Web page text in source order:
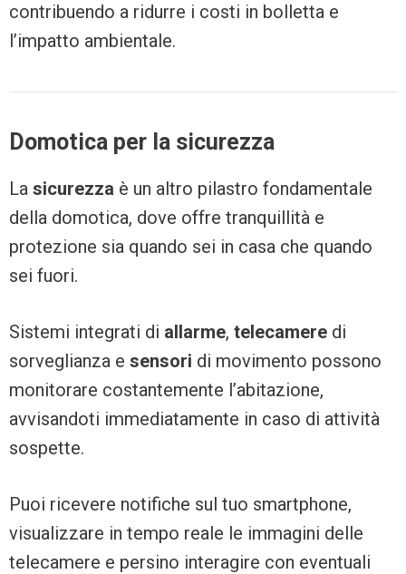
contribuendo a ridurre i costi in bolletta e
l’impatto ambientale.
Domotica per la sicurezza
La sicurezza è un altro pilastro fondamentale
della domotica, dove offre tranquillità e
protezione sia quando sei in casa che quando
sei fuori.
Sistemi integrati di allarme, telecamere di
sorveglianza e sensori di movimento possono
monitorare costantemente l’abitazione,
avvisandoti immediatamente in caso di attività
sospette.
Puoi ricevere notifiche sul tuo smartphone,
visualizzare in tempo reale le immagini delle
telecamere e persino interagire con eventuali